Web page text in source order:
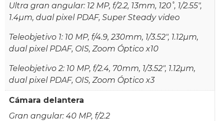
Ultra gran angular: 12 MP, f/2.2, 13mm, 120˚, 1/2.55",
1.4µm, dual pixel PDAF, Super Steady video
Teleobjetivo 1: 10 MP, f/4.9, 230mm, 1/3.52", 1.12µm,
dual pixel PDAF, OIS, Zoom Óptico x10
Teleobjetivo 2: 10 MP, f/2.4, 70mm, 1/3.52", 1.12µm,
dual pixel PDAF, OIS, Zoom Óptico x3
Cámara delantera
Gran angular: 40 MP, f/2.2